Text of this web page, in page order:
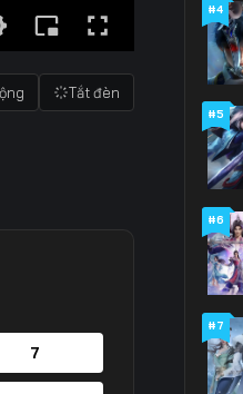
Tắt đèn
7
#4
#5
#6
#7